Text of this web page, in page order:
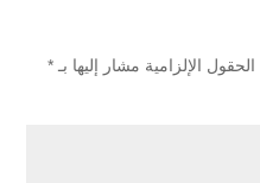
الحقول الإلزامية مشار إليها بـ *